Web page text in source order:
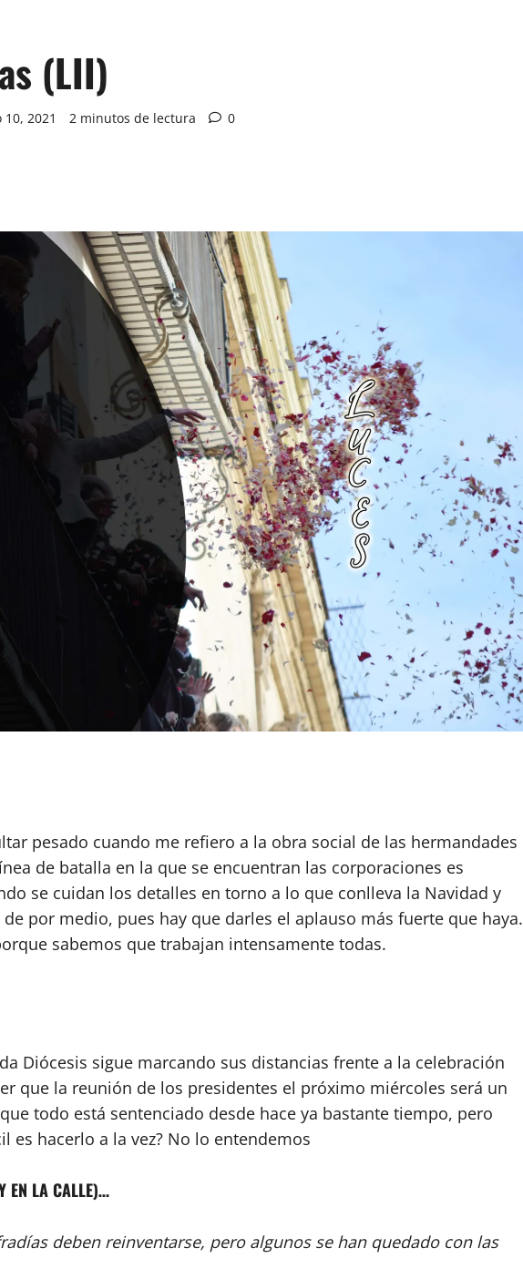
(LII)
2021 2 minutos de lectura 0
pesado cuando me refiero a la obra social de las hermandades
de batalla en la que se encuentran las corporaciones es
se cuidan los detalles en torno a lo que conlleva la Navidad y
por medio, pues hay que darles el aplauso más fuerte que haya.
sabemos que trabajan intensamente todas.
Diócesis sigue marcando sus distancias frente a la celebración
que la reunión de los presidentes el próximo miércoles será un
todo está sentenciado desde hace ya bastante tiempo, pero
es hacerlo a la vez? No lo entendemos
EN LA CALLE)…
deben reinventarse, pero algunos se han quedado con las